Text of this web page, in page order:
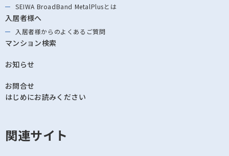
SEIWA BroadBand MetalPlusとは
入居者様へ
入居者様からのよくあるご質問
マンション検索
お知らせ
お問合せ
はじめにお読みください
関連サイト